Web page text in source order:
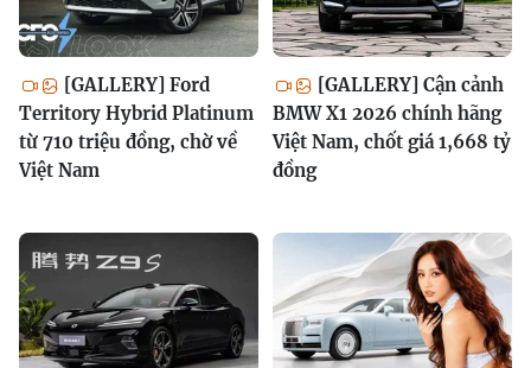
[GALLERY] Ford
Territory Hybrid Platinum
từ 710 triệu đồng, chờ về
Việt Nam
[GALLERY] Cận cảnh
BMW X1 2026 chính hãng
Việt Nam, chốt giá 1,668 tỷ
đồng